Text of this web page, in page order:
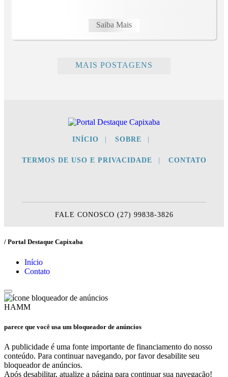
Saiba Mais
MAIS POSTAGENS
INÍCIO SOBRE
TERMOS DE USO E PRIVACIDADE CONTATO
FALE CONOSCO (27) 99838-3826
/ Portal Destaque Capixaba
Início
Contato
HAMM
parece que você usa um bloqueador de anúncios
A publicidade é uma fonte importante de financiamento do nosso
conteúdo. Para continuar navegando, por favor desabilite seu
bloqueador de anúncios.
Após desabilitar, atualize a página para continuar sua navegação!